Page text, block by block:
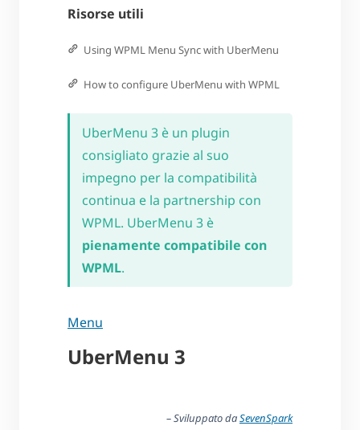
Risorse utili
Using WPML Menu Sync with UberMenu
How to configure UberMenu with WPML
UberMenu 3 è un plugin
consigliato grazie al suo
impegno per la compatibilità
continua e la partnership con
WPML. UberMenu 3 è
pienamente compatibile con
WPML.
Menu
UberMenu 3
– Sviluppato daSevenSpark